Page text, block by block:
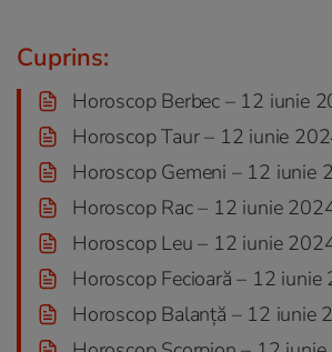
Cuprins:
Horoscop Berbec – 12 iunie
Horoscop Taur – 12 iunie
Horoscop Gemeni – 12 iunie
Horoscop Rac – 12 iunie
Horoscop Leu – 12 iunie
Horoscop Fecioară – 12 iunie
Horoscop Balanță – 12 iunie